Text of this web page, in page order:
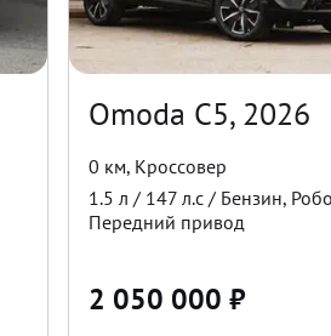
Omoda C5, 2026
0 км, Кроссовер
1.5 л / 147 л.с / Бензин,
Передний привод
2 050 000 ₽